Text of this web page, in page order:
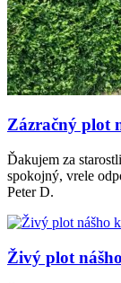
Zázračný plot
Ďakujem za
spokojný, vrele
Peter D.
Živý plot